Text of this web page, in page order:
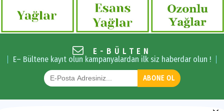
E-BÜLTEN
E– Bültene kayıt olun kampanyalardan ilk siz haberdar olun !
ABONE OL